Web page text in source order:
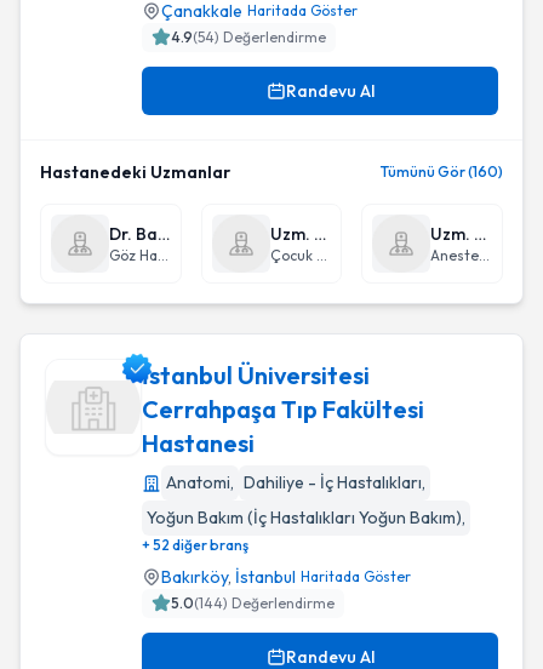
Çanakkale Haritada Göster
4.9(54) Değerlendirme
Randevu Al
Hastanedeki Uzmanlar Tümünü Gör (160)
Dr. Barış Ocak
Göz Hastalıkları
Uzm. Dr. Hidayet Aktaş
Çocuk Sağlığı ve Hastalıkları
Uzm. Dr. Arzu Arslan
Anestezi ve Reanimasyon
İstanbul Üniversitesi Cerrahpaşa Tıp Fakültesi Hastanesi
İstanbul Üniversitesi
Cerrahpaşa Tıp Fakültesi
Hastanesi
Anatomi, Dahiliye - İç Hastalıkları,
Yoğun Bakım (İç Hastalıkları Yoğun Bakım),
+ 52 diğer branş
Bakırköy, İstanbul Haritada Göster
5.0(144) Değerlendirme
Randevu Al